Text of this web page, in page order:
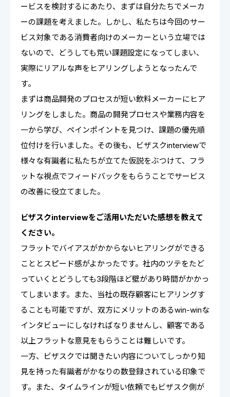
ービスを検討するにあたり、まずは自分たちでメーカ
ーの課題を考えました。しかし、私たちは今回のサー
ビス対象である消費者向けのメーカーという立場では
ないので、どうしても荒い課題設定になってしまい、
実際にリアルな声をヒアリングしようとなったんで
す。
まずは商品開発のプロセスが短い飲料メーカーにヒア
リングをしました。商品の開発プロセスや業務内容を
一から学び、ペインポイントを見つけ、課題の優先順
位付けを行いました。その後も、ビザスクinterviewで
様々な有識者に私たちが立てた仮説をぶつけて、フラ
ットな視点でフィードバックをもらうことでサービス
の改善に役立てました。
ビザスクinterviewをご活用いただいた感想を教えて
ください。
フラットでバイアスがかからないヒアリングができる
こととスピード感がよかったです。社内のツテをたど
っていくとどうしても3段階ほど壁があり時間がかかっ
てしまいます。また、当社の既存顧客にヒアリングす
ることも可能ですが、双方にメリットのあるwin-winな
インタビューにしなければなりませんし、顧客である
以上フラットな意見をもらうことは難しいです。
一方、ビザスクでは聞きたい内容についてしっかり知
見を持った有識者がかなりの数登録されている印象で
す。また、タイムラインが短い依頼でもビザスク側が